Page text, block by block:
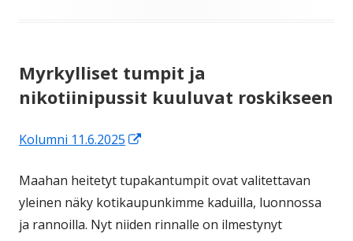
Myrkylliset tumpit ja
nikotiinipussit kuuluvat roskikseen
Kolumni 11.6.2025
ikkunaan
Maahan heitetyt tupakantumpit ovat valitettavan
yleinen näky kotikaupunkimme kaduilla, luonnossa
ja rannoilla. Nyt niiden rinnalle on ilmestynyt